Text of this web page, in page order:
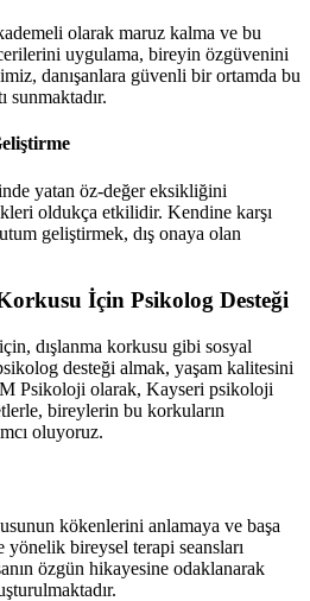
olarak maruz kalma ve bu
uygulama, bireyin özgüvenini
danışanlara güvenli bir ortamda bu
sunmaktadır.
yatan öz-değer eksikliğini
oldukça etkilidir. Kendine karşı
geliştirmek, dış onaya olan
İçin Psikolog Desteği
dışlanma korkusu gibi sosyal
desteği almak, yaşam kalitesini
Psikoloji olarak, Kayseri psikoloji
bireylerin bu korkuların
oluyoruz.
kökenlerini anlamaya ve başa
bireysel terapi seansları
özgün hikayesine odaklanarak